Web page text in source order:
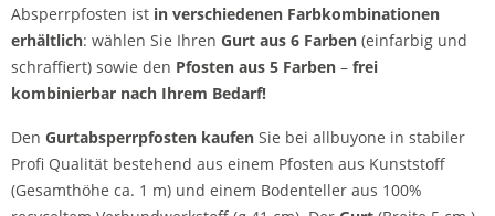
Absperrpfosten ist in verschiedenen Farbkombinationen
erhältlich: wählen Sie Ihren Gurt aus 6 Farben (einfarbig und
schraffiert) sowie den Pfosten aus 5 Farben – frei
kombinierbar nach Ihrem Bedarf!
Den Gurtabsperrpfosten kaufen Sie bei allbuyone in stabiler
Profi Qualität bestehend aus einem Pfosten aus Kunststoff
(Gesamthöhe ca. 1 m) und einem Bodenteller aus 100%